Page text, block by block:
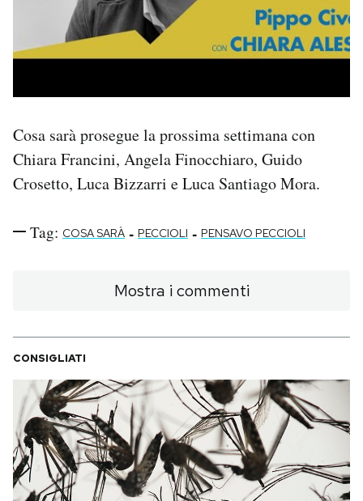
Cosa sarà prosegue la prossima settimana con
Chiara Francini, Angela Finocchiaro, Guido
Crosetto, Luca Bizzarri e Luca Santiago Mora.
Tag: COSA SARÀ - PECCIOLI - PENSAVO PECCIOLI
Mostra i commenti
CONSIGLIATI